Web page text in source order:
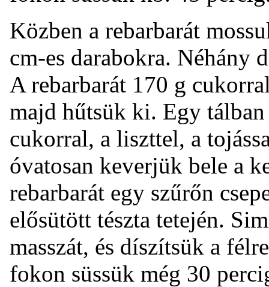
Közben a rebarbarát
cm-es darabokra. Néhány
A rebarbarát 170 g
majd hűtsük ki. Egy
cukorral, a liszttel, a
óvatosan keverjük bele a
rebarbarát egy szűrőn
elősütött tészta tetején.
masszát, és díszítsük a
fokon süssük még 30